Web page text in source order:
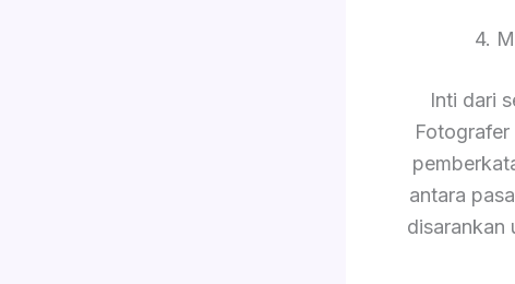
4.
Inti dari
antara
disarankan